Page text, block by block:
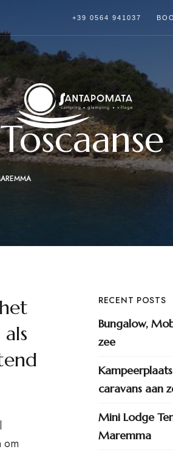
+39 0564 941037
om
RECENT POSTS
Bungalow,
zee
caravans aan
Mini Lodge
Maremma